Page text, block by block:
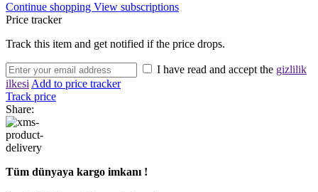
Continue shopping View subscriptions
Price tracker
Track this item and get notified if the price drops.
I have read and accept the gizlilik
ilkesiAdd to price tracker
Track price
Share:
Tüm dünyaya kargo imkanı !